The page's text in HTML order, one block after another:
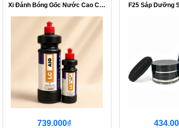
Xi Đánh Bóng Gốc Nước Cao Cấp 3 in 1 ...
739.000₫
F25 Sáp Dưỡng